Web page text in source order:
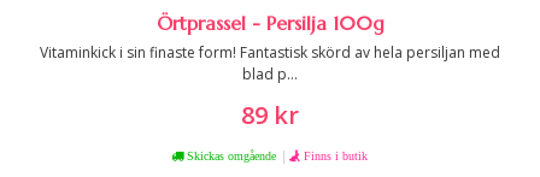
Örtprassel - Persilja 100g
Vitaminkick i sin finaste form! Fantastisk skörd av hela persiljan med
blad p...
89 kr
Skickas omgående | Finns i butik